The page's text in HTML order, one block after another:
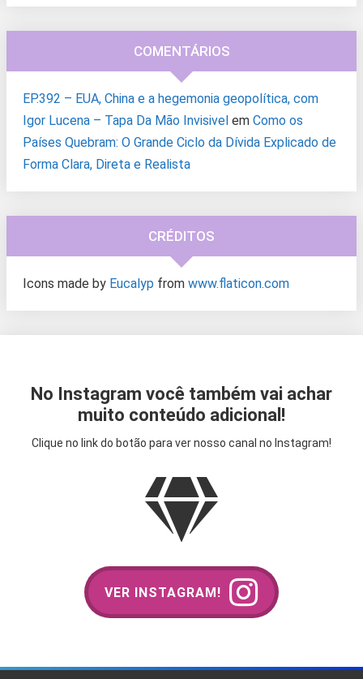
COMENTÁRIOS
EP.392 – EUA, China e a hegemonia geopolítica, com
Igor Lucena – Tapa Da Mão Invisivel em Como os
Países Quebram: O Grande Ciclo da Dívida Explicado de
Forma Clara, Direta e Realista
CRÉDITOS
Icons made by Eucalyp from www.flaticon.com
No Instagram você também vai achar
muito conteúdo adicional!
Clique no link do botão para ver nosso canal no Instagram!
VER INSTAGRAM!